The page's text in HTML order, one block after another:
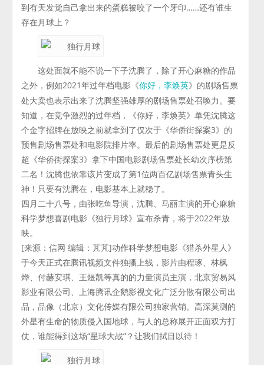
到有天发觉自己拿出来的蛋糕被咬了一个牙印……还有谁生
存在月球上？
这处面就不能不说一下子沈腾了，除了开心麻糖的作品
之外，例如2021年过年档电影《你好，李焕英》的剧场售票
处大卖也表示出来了沈腾坚强雄厚的剧场售票处召唤力。要
知道，在竞争激烈的过年档，《你好，李焕英》单凭沈腾这
个金字招牌在放映之前就拿到了仅次于《华侨街探案3》的
预售剧场售票处和电影院排片率。最后的剧场售票处更是反
超《华侨街探案3》拿下中国电影剧场售票处长幼次序榜第
二名！沈腾也依靠该片变成了第1位两百亿剧场售票青头生
神！只要有沈腾在，电影基本上就稳了。
四月二十八号，由张吃鱼导演，沈腾、马丽主演的开心麻糖
科学梦想喜剧电影《独行月球》宣布杀青，将于2022年放
映。
[来源：信网 编辑：芃芃]动作科学梦想电影《猎杀外星人》
于今天正式在腾讯视频文件独播上线，影片由程琢、林枫
烨、付赫安琪、王煜凯等真的的力量演员主演，北京贸易风
影业有限公司、上海腾讯企鹅影视文化广泛分散有限公司出
品，品像（北京）文化传媒有限公司独家营销。高深莫测的
外星有生命的物质侵入国地球，与人的总称展开正面双方打
仗，谁能得到这场“星球大战”？让我们拭目以待！